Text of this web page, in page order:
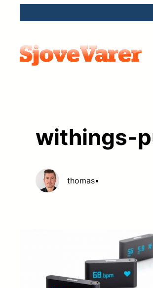
indhold
withings-
thomas•